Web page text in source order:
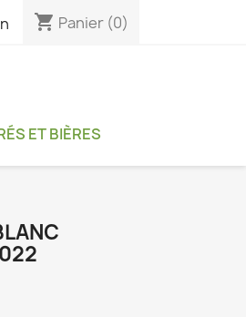
shopping_cart Panier (0)
ET BIÈRES